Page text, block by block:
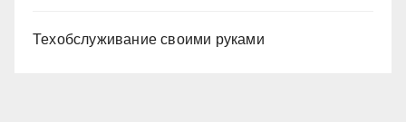
Техобслуживание своими руками